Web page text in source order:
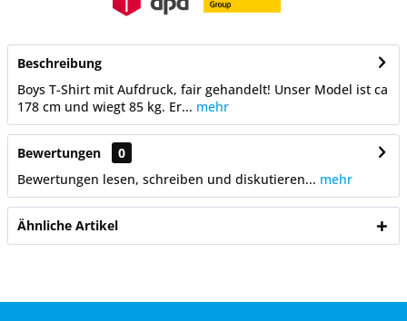
Beschreibung
Boys T-Shirt mit Aufdruck, fair gehandelt! Unser Model ist ca
178 cm und wiegt 85 kg. Er... mehr
Bewertungen
0
Bewertungen lesen, schreiben und diskutieren... mehr
Ähnliche Artikel